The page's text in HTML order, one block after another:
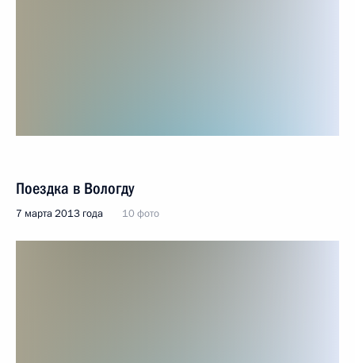
Поездка в Вологду
7 марта 2013 года 10 фото